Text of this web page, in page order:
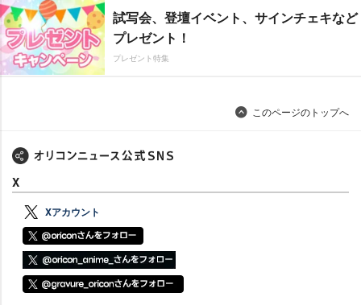
試写会、登壇イベント、サインチェキなど
プレゼント！
プレゼント特集
このページのトップへ
X
Xアカウント